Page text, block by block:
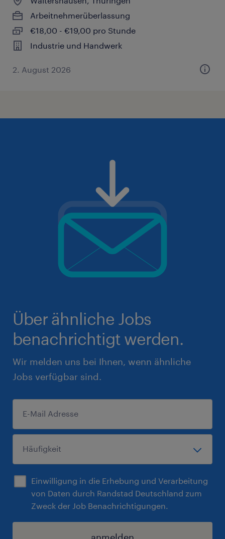
Arbeitnehmerüberlassung
€18,00 - €19,00 pro Stunde
Industrie und Handwerk
2. August 2026
Über ähnliche Jobs
benachrichtigt werden.
Wir melden uns bei Ihnen, wenn ähnliche
Jobs verfügbar sind.
Einwilligung in die Erhebung und Verarbeitung
von Daten durch Randstad Deutschland zum
Zweck der Job Benachrichtigungen.
anmelden